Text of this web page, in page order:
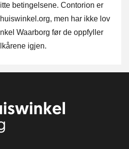
betingelsene. Contorion er
men har ikke lov
Waarborg før de oppfyller
igjen.